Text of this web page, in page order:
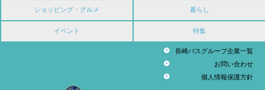
ショッピング・グルメ 暮らし
イベント 特集
長崎バスグループ企業一覧
お問い合わせ
個人情報保護方針